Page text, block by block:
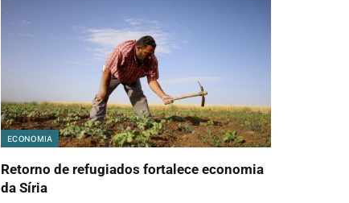
ECONOMIA
Retorno de refugiados fortalece economia
da Síria